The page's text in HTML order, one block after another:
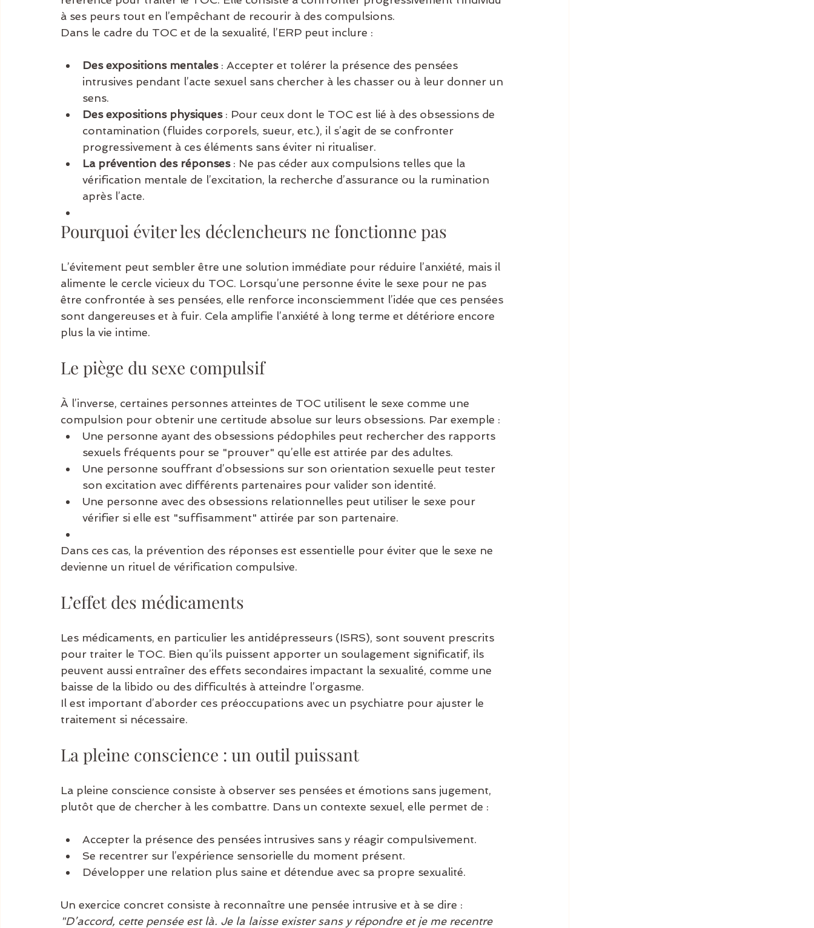
à ses peurs tout en l’empêchant de recourir à des compulsions.
Dans le cadre du TOC et de la sexualité, l’ERP peut inclure :
Des expositions mentales : Accepter et tolérer la présence des pensées
intrusives pendant l’acte sexuel sans chercher à les chasser ou à leur donner un
sens.
Des expositions physiques : Pour ceux dont le TOC est lié à des obsessions de
contamination (fluides corporels, sueur, etc.), il s’agit de se confronter
progressivement à ces éléments sans éviter ni ritualiser.
La prévention des réponses : Ne pas céder aux compulsions telles que la
vérification mentale de l’excitation, la recherche d’assurance ou la rumination
après l’acte.
Pourquoi éviter les déclencheurs ne fonctionne pas
L’évitement peut sembler être une solution immédiate pour réduire l’anxiété, mais il
alimente le cercle vicieux du TOC. Lorsqu’une personne évite le sexe pour ne pas
être confrontée à ses pensées, elle renforce inconsciemment l’idée que ces pensées
sont dangereuses et à fuir. Cela amplifie l’anxiété à long terme et détériore encore
plus la vie intime.
Le piège du sexe compulsif
À l’inverse, certaines personnes atteintes de TOC utilisent le sexe comme une
compulsion pour obtenir une certitude absolue sur leurs obsessions. Par exemple :
Une personne ayant des obsessions pédophiles peut rechercher des rapports
sexuels fréquents pour se "prouver" qu’elle est attirée par des adultes.
Une personne souffrant d’obsessions sur son orientation sexuelle peut tester
son excitation avec différents partenaires pour valider son identité.
Une personne avec des obsessions relationnelles peut utiliser le sexe pour
vérifier si elle est "suffisamment" attirée par son partenaire.
Dans ces cas, la prévention des réponses est essentielle pour éviter que le sexe ne
devienne un rituel de vérification compulsive.
L’effet des médicaments
Les médicaments, en particulier les antidépresseurs (ISRS), sont souvent prescrits
pour traiter le TOC. Bien qu’ils puissent apporter un soulagement significatif, ils
peuvent aussi entraîner des effets secondaires impactant la sexualité, comme une
baisse de la libido ou des difficultés à atteindre l’orgasme.
Il est important d’aborder ces préoccupations avec un psychiatre pour ajuster le
traitement si nécessaire.
La pleine conscience : un outil puissant
La pleine conscience consiste à observer ses pensées et émotions sans jugement,
plutôt que de chercher à les combattre. Dans un contexte sexuel, elle permet de :
Accepter la présence des pensées intrusives sans y réagir compulsivement.
Se recentrer sur l’expérience sensorielle du moment présent.
Développer une relation plus saine et détendue avec sa propre sexualité.
Un exercice concret consiste à reconnaître une pensée intrusive et à se dire :
"D’accord, cette pensée est là. Je la laisse exister sans y répondre et je me recentre